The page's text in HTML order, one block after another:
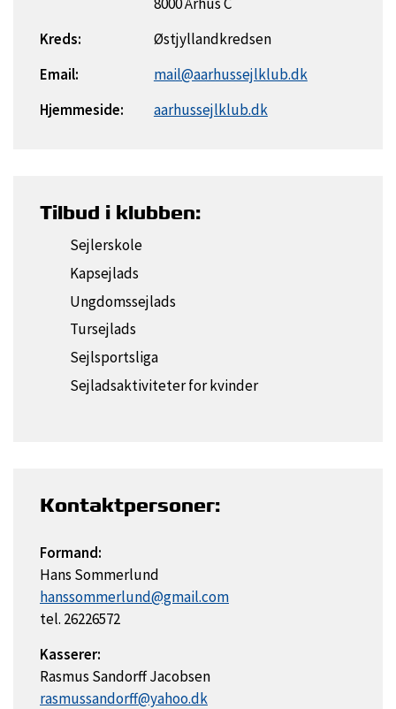
Kreds:
Østjyllandkredsen
Email:
mail@aarhussejlklub.dk
Hjemmeside:
aarhussejlklub.dk
Tilbud i klubben:
Sejlerskole
Kapsejlads
Ungdomssejlads
Tursejlads
Sejlsportsliga
Sejladsaktiviteter for kvinder
Kontaktpersoner:
Formand:
Hans Sommerlund
hanssommerlund@gmail.com
tel. 26226572
Kasserer:
Rasmus Sandorff Jacobsen
rasmussandorff@yahoo.dk